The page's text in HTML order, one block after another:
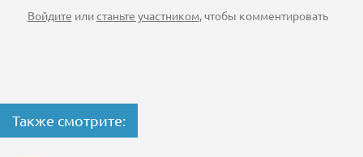
Войдите илистаньте участником, чтобы комментировать
Также смотрите: